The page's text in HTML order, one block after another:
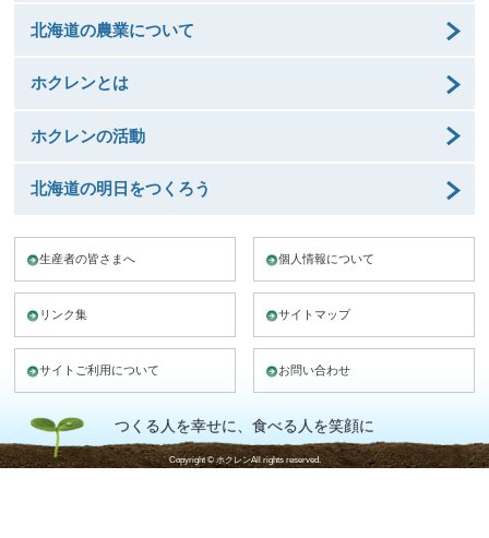
北海道の農業について
ホクレンとは
ホクレンの活動
北海道の明日をつくろう
生産者の皆さまへ 個人情報について
リンク集 サイトマップ
サイトご利用について お問い合わせ
つくる人を幸せに、食べる人を笑顔に
Copyright © ホクレンAll rights reserved.